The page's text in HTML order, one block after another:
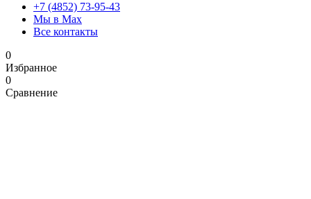
+7 (4852) 73-95-43
Мы в Max
Все контакты
0
Избранное
0
Сравнение